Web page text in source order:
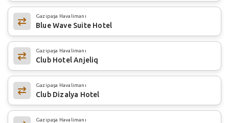
Gazipaşa Havalimanı
Blue Wave Suite Hotel
Gazipaşa Havalimanı
Club Hotel Anjeliq
Gazipaşa Havalimanı
Club Dizalya Hotel
Gazipaşa Havalimanı